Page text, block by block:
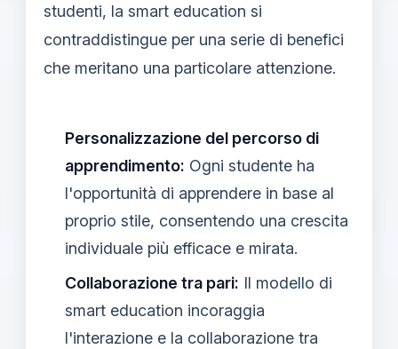
studenti, la smart education si
contraddistingue per una serie di benefici
che meritano una particolare attenzione.
Personalizzazione del percorso di
apprendimento: Ogni studente ha
l'opportunità di apprendere in base al
proprio stile, consentendo una crescita
individuale più efficace e mirata.
Collaborazione tra pari: Il modello di
smart education incoraggia
l'interazione e la collaborazione tra